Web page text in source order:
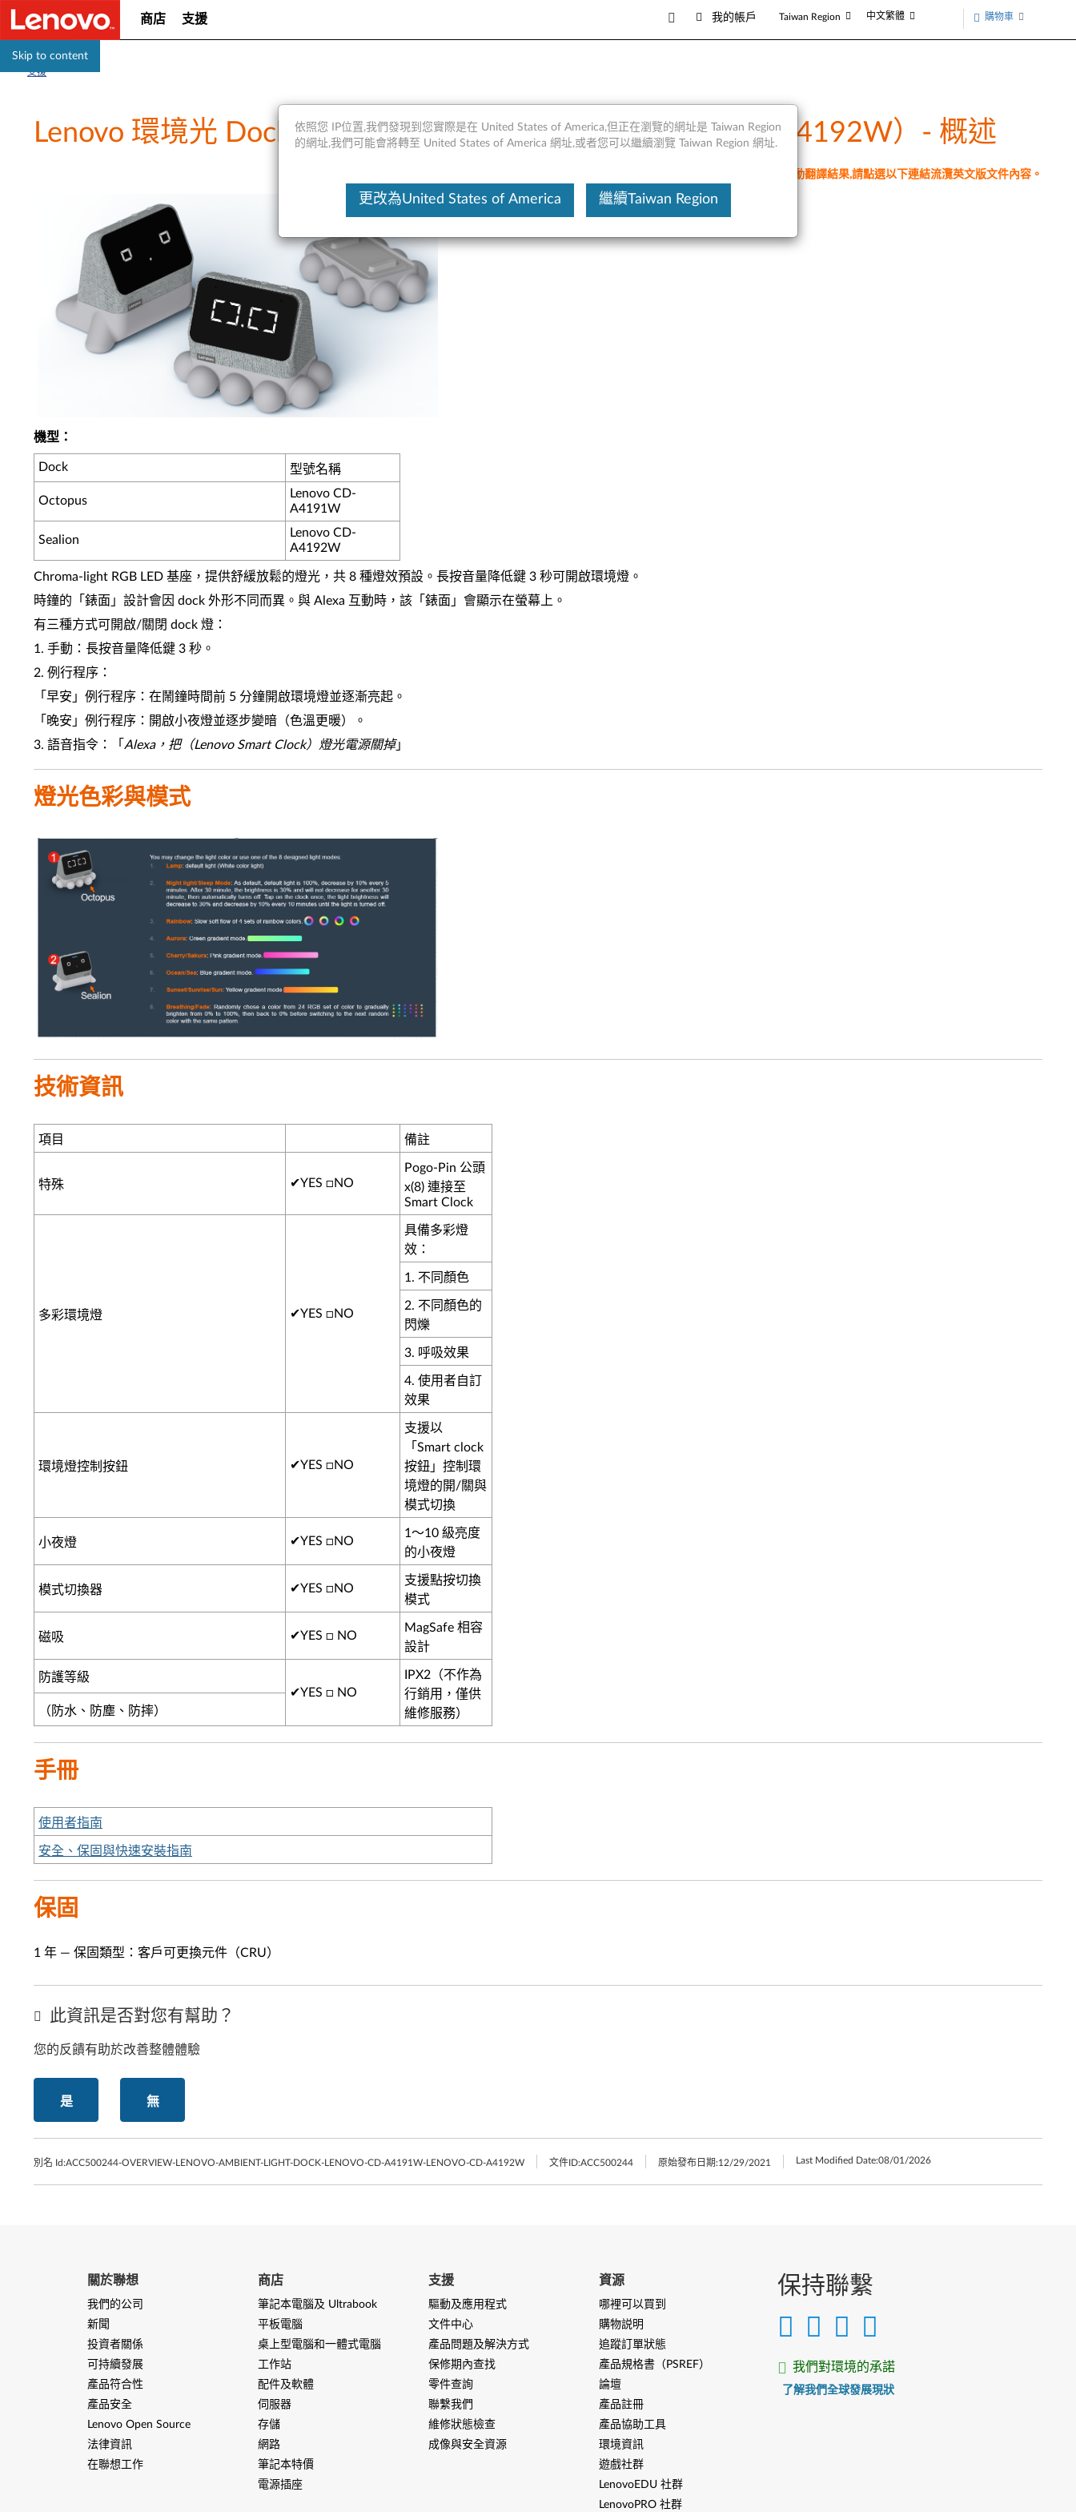
Skip to content
商店 支援 我的帳戶 Taiwan Region 中文繁體 購物車
支援
Lenovo 環境光 Dock（Lenovo CD-A4191W 與 Lenovo CD-A4192W）- 概述
這份文件為翻譯程式自動翻譯結果,請點選以下連結流灠英文版文件內容。
機型：
Dock 型號名稱
Octopus
Lenovo CD-
A4191W
Sealion
Lenovo CD-
A4192W
Chroma-light RGB LED 基座，提供舒緩放鬆的燈光，共 8 種燈效預設。長按音量降低鍵 3 秒可開啟環境燈。
時鐘的「錶面」設計會因 dock 外形不同而異。與 Alexa 互動時，該「錶面」會顯示在螢幕上。
有三種方式可開啟/關閉 dock 燈：
1. 手動：長按音量降低鍵 3 秒。
2. 例行程序：
「早安」例行程序：在鬧鐘時間前 5 分鐘開啟環境燈並逐漸亮起。
「晚安」例行程序：開啟小夜燈並逐步變暗（色溫更暖）。
3. 語音指令：「 Alexa，把（Lenovo Smart Clock）燈光電源關掉」
燈光色彩與模式
技術資訊
項目 備註
特殊 ✔YES □NO
Pogo-Pin 公頭
x(8) 連接至
Smart Clock
多彩環境燈 ✔YES □NO
具備多彩燈
效：
1. 不同顏色
2. 不同顏色的
閃爍
3. 呼吸效果
4. 使用者自訂
效果
環境燈控制按鈕 ✔YES □NO
支援以
「Smart clock
按鈕」控制環
境燈的開/關與
模式切換
小夜燈 ✔YES □NO
1～10 級亮度
的小夜燈
模式切換器 ✔YES □NO
支援點按切換
模式
磁吸 ✔YES □ NO
MagSafe 相容
設計
防護等級
✔YES □ NO
IPX2（不作為
行銷用，僅供
維修服務）
（防水、防塵、防摔）
手冊
使用者指南
安全、保固與快速安裝指南
保固
1 年 — 保固類型：客戶可更換元件（CRU）
此資訊是否對您有幫助？
您的反饋有助於改善整體體驗
是 無
別名 Id:ACC500244-OVERVIEW-LENOVO-AMBIENT-LIGHT-DOCK-LENOVO-CD-A4191W-LENOVO-CD-A4192W 文件ID:ACC500244 原始發布日期:12/29/2021 Last Modified Date:08/01/2026
保持聯繫
我們對環境的承諾
了解我們全球發展現狀
依照您 IP位置,我們發現到您實際是在 United States of America,但正在瀏覽的網址是 Taiwan Region
的網址,我們可能會將轉至 United States of America 網址,或者您可以繼續瀏覽 Taiwan Region 網址.
更改為United States of America 繼續Taiwan Region
關於聯想
我們的公司
新聞
投資者關係
可持續發展
產品符合性
產品安全
Lenovo Open Source
法律資訊
在聯想工作
商店
筆記本電腦及 Ultrabook
平板電腦
桌上型電腦和一體式電腦
工作站
配件及軟體
伺服器
存儲
網路
筆記本特價
電源插座
支援
驅動及應用程式
文件中心
產品問題及解決方式
保修期內查找
零件查詢
聯繫我們
維修狀態檢查
成像與安全資源
資源
哪裡可以買到
購物説明
追蹤訂單狀態
產品規格書（PSREF）
論壇
產品註冊
產品協助工具
環境資訊
遊戲社群
LenovoEDU 社群
LenovoPRO 社群